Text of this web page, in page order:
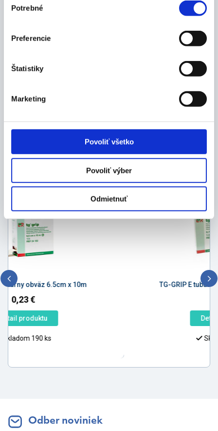
súhlasu
Potrebné
Preferencie
Štatistiky
Marketing
Povoliť všetko
Povoliť výber
Odmietnuť
1 ks
Mohlo by vás zaujímať
TG-GRIP E tubulárny obväz 8.75cm x 10m
Odber noviniek